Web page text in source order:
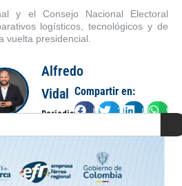
y el Consejo Nacional Electoral
logísticos, tecnológicos y de
vuelta presidencial.
Alfredo
Vidal
Periodista
Compartir en:
FacebookTwitterLinkedIn